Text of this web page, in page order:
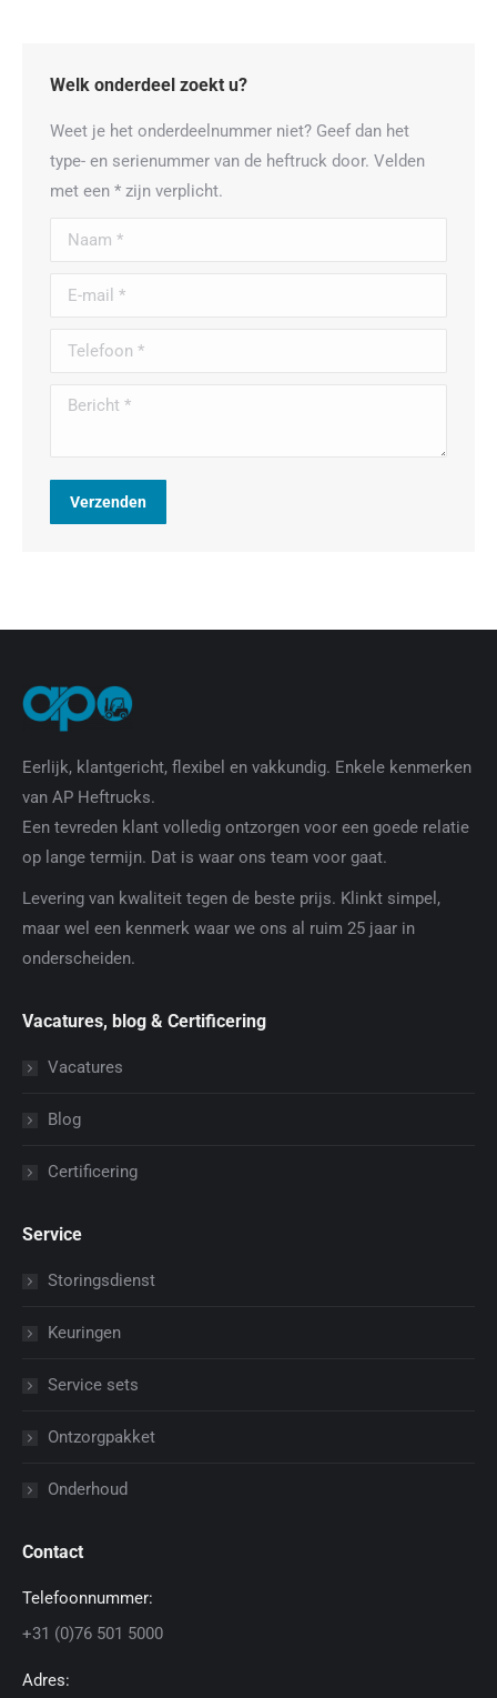
Welk onderdeel zoekt u?
Weet je het onderdeelnummer niet? Geef dan het
type- en serienummer van de heftruck door. Velden
met een * zijn verplicht.
Naam *
E-mail *
Telefoon *
Bericht *
Verzenden
Eerlijk, klantgericht, flexibel en vakkundig. Enkele kenmerken
van AP Heftrucks.
Een tevreden klant volledig ontzorgen voor een goede relatie
op lange termijn. Dat is waar ons team voor gaat.
Levering van kwaliteit tegen de beste prijs. Klinkt simpel,
maar wel een kenmerk waar we ons al ruim 25 jaar in
onderscheiden.
Vacatures, blog & Certificering
Vacatures
Blog
Certificering
Service
Storingsdienst
Keuringen
Service sets
Ontzorgpakket
Onderhoud
Contact
Telefoonnummer:
+31 (0)76 501 5000
Adres: